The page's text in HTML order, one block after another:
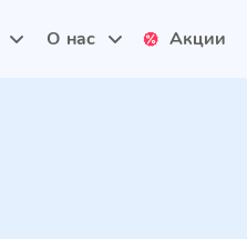
О нас Акции